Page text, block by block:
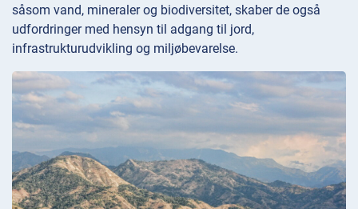
såsom vand, mineraler og biodiversitet, skaber de også
udfordringer med hensyn til adgang til jord,
infrastrukturudvikling og miljøbevarelse.